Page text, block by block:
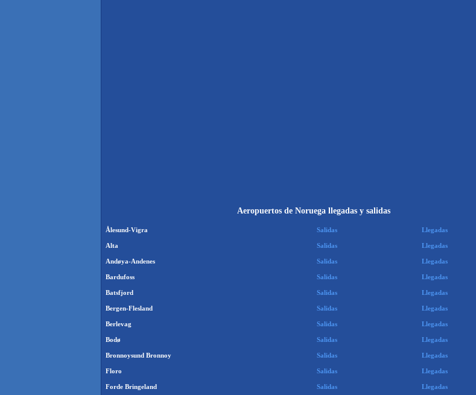
Aeropuertos de Noruega llegadas y salidas
Ålesund-Vigra Salidas Llegadas
Alta Salidas Llegadas
Andøya-Andenes Salidas Llegadas
Bardufoss Salidas Llegadas
Batsfjord Salidas Llegadas
Bergen-Flesland Salidas Llegadas
Berlevag Salidas Llegadas
Bodø Salidas Llegadas
Bronnoysund Bronnoy Salidas Llegadas
Floro Salidas Llegadas
Forde Bringeland Salidas Llegadas